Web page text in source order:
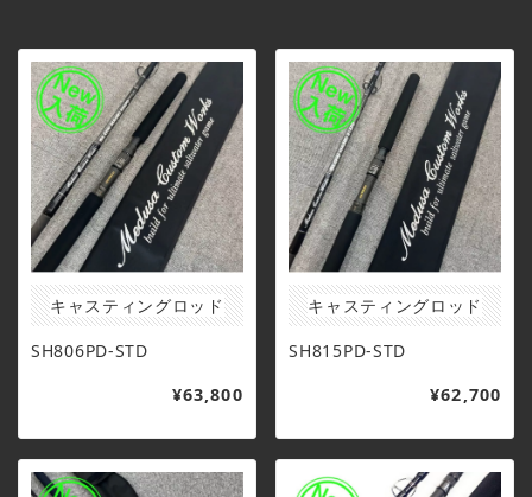
キャスティングロッド
SH806PD-STD
¥63,800
キャスティングロッド
SH815PD-STD
¥62,700